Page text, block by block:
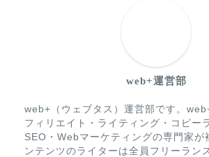
web+運営部
web+（ウェブタス）運営部です。
フィリエイト・ライティング・コピー
SEO・Webマーケティングの専門家が
ンテンツのライターは全員フリーラン